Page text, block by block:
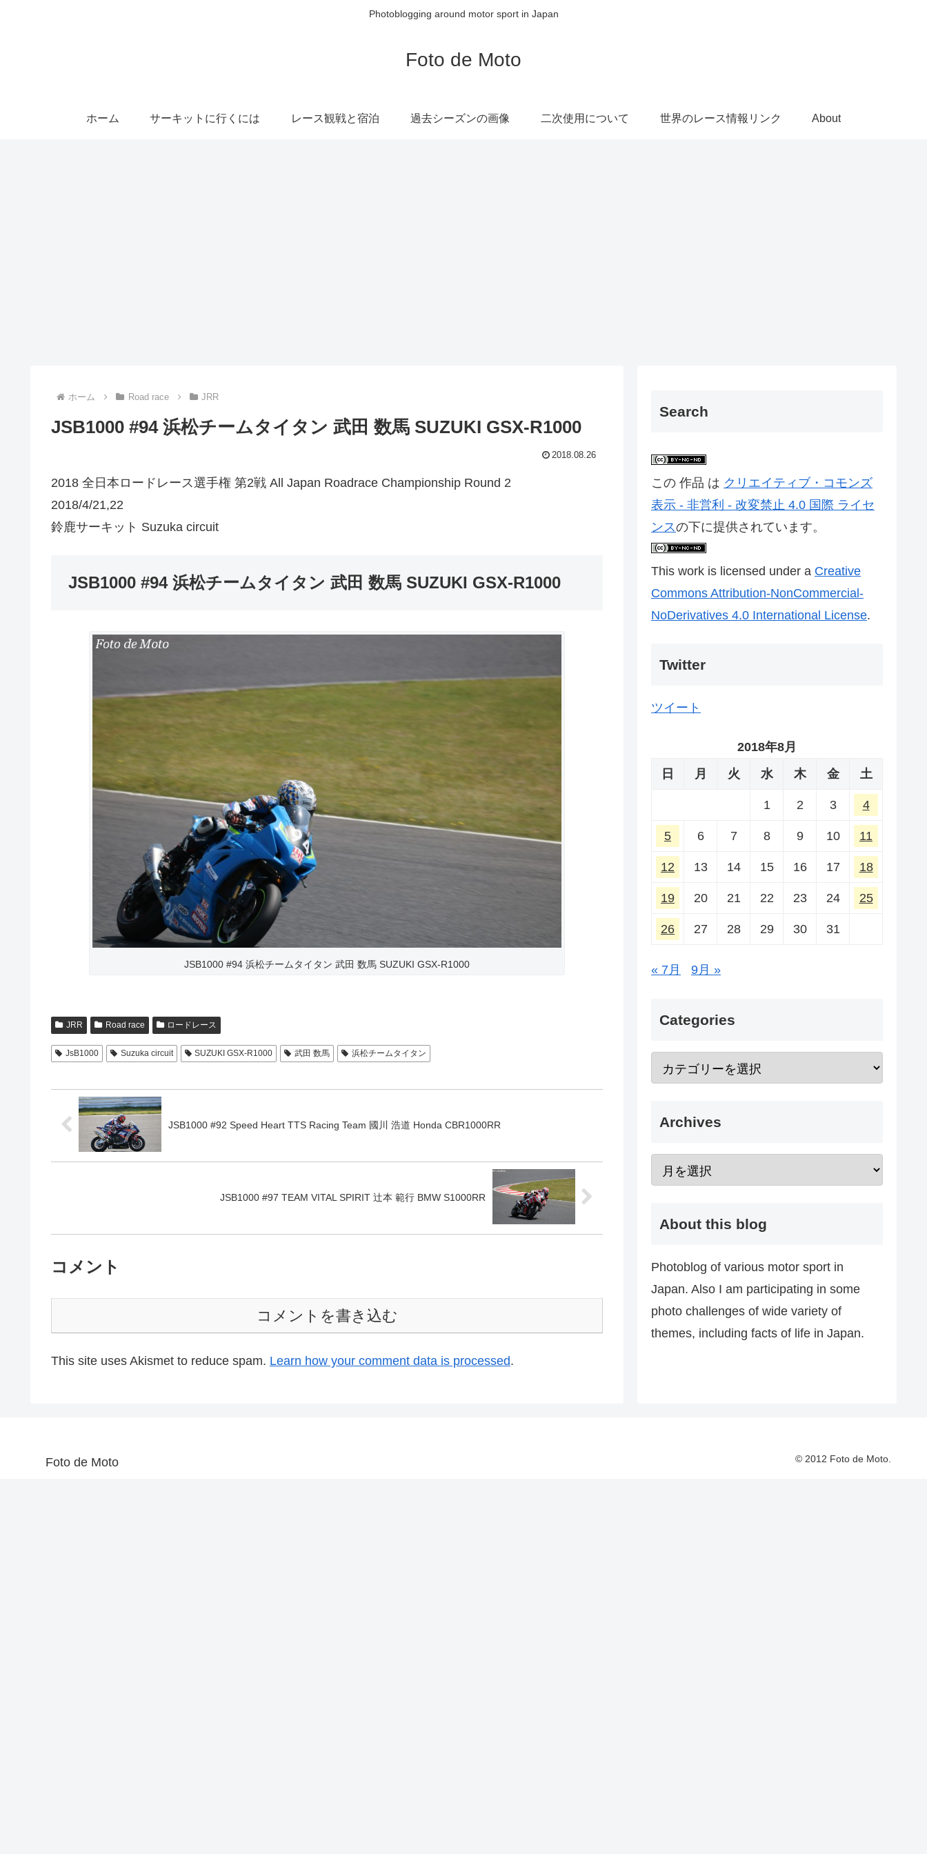
Photoblogging around motor sport in Japan
Foto de Moto
ホーム サーキットに行くには レース観戦と宿泊 過去シーズンの画像 二次使用について 世界のレース情報リンク About
ホーム Road race JRR
JSB1000 #94 浜松チームタイタン 武田 数馬 SUZUKI GSX-R1000
2018.08.26
2018 全日本ロードレース選手権 第2戦 All Japan Roadrace Championship Round 2
2018/4/21,22
鈴鹿サーキット Suzuka circuit
JSB1000 #94 浜松チームタイタン 武田 数馬 SUZUKI GSX-R1000
JSB1000 #94 浜松チームタイタン 武田 数馬 SUZUKI GSX-R1000
JRR Road race ロードレース
JsB1000 Suzuka circuit SUZUKI GSX-R1000 武田 数馬 浜松チームタイタン
JSB1000 #92 Speed Heart TTS Racing Team 國川 浩道 Honda CBR1000RR
JSB1000 #97 TEAM VITAL SPIRIT 辻本 範行 BMW S1000RR
コメント
コメントを書き込む
This site uses Akismet to reduce spam. Learn how your comment data is processed.
Search
この 作品 は クリエイティブ・コモンズ
表示 - 非営利 - 改変禁止 4.0 国際 ライセ
ンスの下に提供されています。
This work is licensed under a Creative
Commons Attribution-NonCommercial-
NoDerivatives 4.0 International License.
Twitter
ツイート
2018年8月
日
月 火 水 木 金 土
1 2 3 4
5 6 7 8 9 10 11
12 13 14 15 16 17 18
19 20 21 22 23 24 25
26 27 28 29 30 31
« 7月 9月 »
Categories
Archives
About this blog
Photoblog of various motor sport in
Japan. Also I am participating in some
photo challenges of wide variety of
themes, including facts of life in Japan.
Foto de Moto © 2012 Foto de Moto.